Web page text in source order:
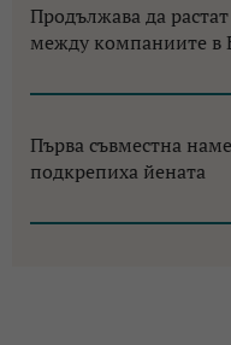
Продължава да
между компаниите в
Първа съвместна
подкрепиха йената